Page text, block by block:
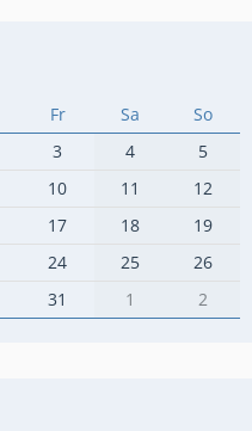
Fr Sa
So
3 4
5
10 11
12
17 18
19
24 25
26
31 1 2